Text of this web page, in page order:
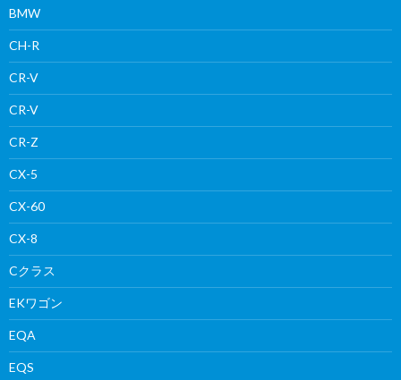
BMW
CH-R
CR-V
CR-V
CR-Z
CX-5
CX-60
CX-8
Cクラス
EKワゴン
EQA
EQS